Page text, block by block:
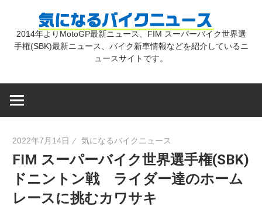
気
バ
2014年よりMotoGP最新ニュース、FIM スーパーバイク世界選
手権(SBK)最新ニュース、バイク新車情報などを紹介しているニ
ュースサイトです。
2022年7月14日 気になるバイクニュース
FIM スーパーバイク世界選手権(SBK)
ドニントン戦 ライダー達のホーム
レースに挑むカワサキ